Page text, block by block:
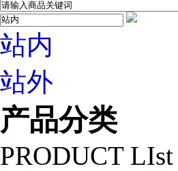
站内
站外
产品分类
PRODUCT LIst